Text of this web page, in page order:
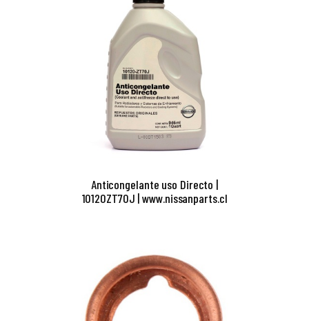
Anticongelante uso Directo |
10120ZT70J | www.nissanparts.cl